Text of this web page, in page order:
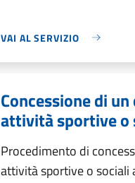
VAI AL SERVIZIO
Concessione di
attività sportive o
Procedimento di
attività sportive o sociali